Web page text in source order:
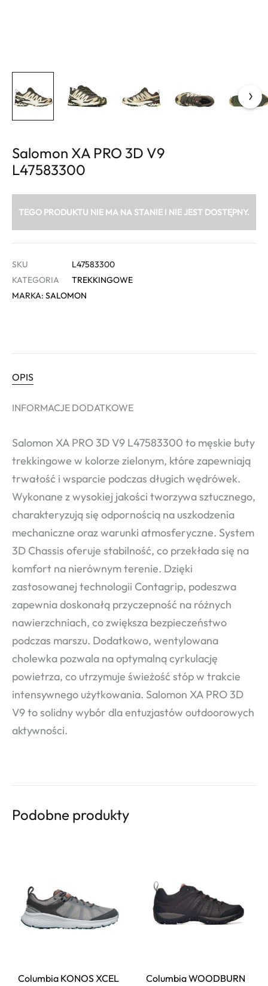
Salomon XA PRO 3D V9
L47583300
TEGO PRODUKTU NIE MA NA STANIE I NIE JEST DOSTĘPNY.
SKU
L47583300
KATEGORIA
TREKKINGOWE
MARKA: SALOMON
OPIS
INFORMACJE DODATKOWE
Salomon XA PRO 3D V9 L47583300 to męskie buty
trekkingowe w kolorze zielonym, które zapewniają
trwałość i wsparcie podczas długich wędrówek.
Wykonane z wysokiej jakości tworzywa sztucznego,
charakteryzują się odpornością na uszkodzenia
mechaniczne oraz warunki atmosferyczne. System
3D Chassis oferuje stabilność, co przekłada się na
komfort na nierównym terenie. Dzięki
zastosowanej technologii Contagrip, podeszwa
zapewnia doskonałą przyczepność na różnych
nawierzchniach, co zwiększa bezpieczeństwo
podczas marszu. Dodatkowo, wentylowana
cholewka pozwala na optymalną cyrkulację
powietrza, co utrzymuje świeżość stóp w trakcie
intensywnego użytkowania. Salomon XA PRO 3D
V9 to solidny wybór dla entuzjastów outdoorowych
aktywności.
Podobne produkty
Columbia KONOS XCEL
Columbia WOODBURN